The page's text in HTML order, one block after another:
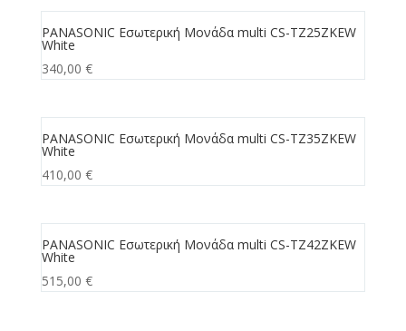
PANASONIC Εσωτερική Μονάδα multi CS-TZ25ZKEW
White
340,00 €
PANASONIC Εσωτερική Μονάδα multi CS-TZ35ZKEW
White
410,00 €
PANASONIC Εσωτερική Μονάδα multi CS-TZ42ZKEW
White
515,00 €